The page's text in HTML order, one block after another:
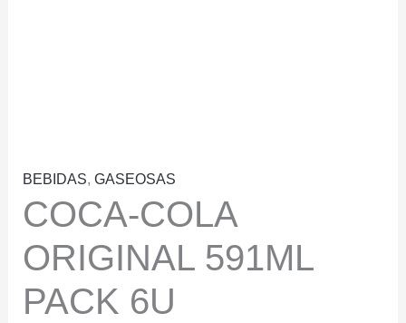
BEBIDAS, GASEOSAS
COCA-COLA
ORIGINAL 591ML
PACK 6U